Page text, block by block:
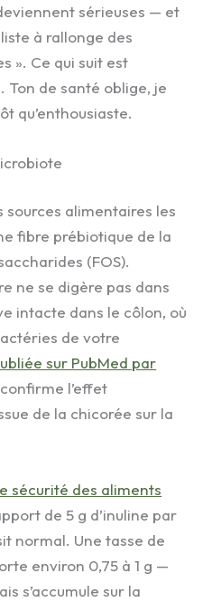
sérieuses — et
à rallonge des
». Ce qui suit est
Ton de santé oblige, je
qu’enthousiaste.
sources alimentaires les
fibre prébiotique de la
(FOS).
ne se digère pas dans
intacte dans le côlon, où
de votre
sur PubMed par
confirme l’effet
de la chicorée sur la
sécurité des aliments
de 5 g d’inuline par
normal. Une tasse de
environ 0,75 à 1 g —
s’accumule sur la